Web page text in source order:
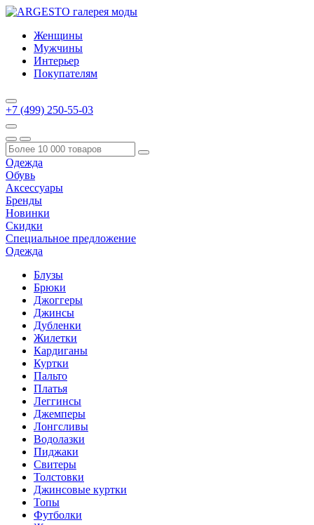
Женщины
Мужчины
Интерьер
Покупателям
+7 (499) 250-55-03
Одежда
Обувь
Аксессуары
Бренды
Новинки
Скидки
Специальное предложение
Одежда
Блузы
Брюки
Джоггеры
Джинсы
Дубленки
Жилетки
Кардиганы
Куртки
Пальто
Платья
Леггинсы
Джемперы
Лонгсливы
Водолазки
Пиджаки
Свитеры
Толстовки
Джинсовые куртки
Топы
Футболки